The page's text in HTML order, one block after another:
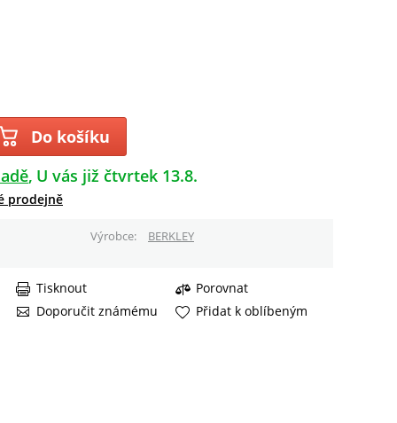
Do košíku
U vás již čtvrtek 13.8.
prodejně
Výrobce
BERKLEY
Porovnat
Doporučit známému
Tisknout
Přidat k oblíbeným